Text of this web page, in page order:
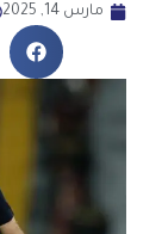
مارس 14, 2025